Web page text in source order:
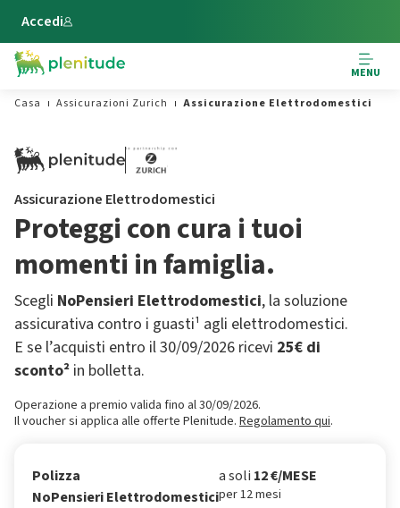
Vai al contenuto principale
Accedi
MENU
Casa
Assicurazioni Zurich Assicurazione Elettrodomestici
Assicurazione Elettrodomestici
Proteggi con cura i tuoi
momenti in famiglia.
Scegli NoPensieri Elettrodomestici, la soluzione
assicurativa contro i guasti¹ agli elettrodomestici.
E se l’acquisti entro il 30/09/2026 ricevi 25€ di
sconto² in bolletta.
Operazione a premio valida fino al 30/09/2026.
Il voucher si applica alle offerte Plenitude. Regolamento qui.
Polizza
NoPensieri Elettrodomestici
a soli 12 €/MESE
per 12 mesi